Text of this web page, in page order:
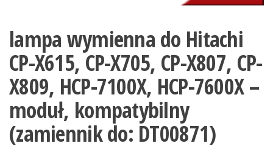
lampa wymienna do Hitachi
CP-X615, CP-X705, CP-X807, CP-
X809, HCP-7100X, HCP-7600X –
moduł, kompatybilny
(zamiennik do: DT00871)